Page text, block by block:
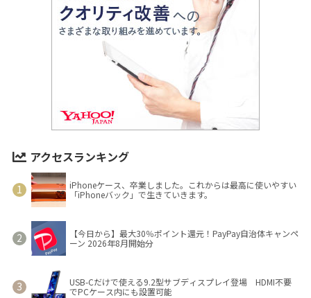
アクセスランキング
iPhoneケース、卒業しました。これからは最高に使いやすい
「iPhoneバック」で生きていきます。
【今日から】最大30％ポイント還元！PayPay自治体キャンペ
ーン 2026年8月開始分
USB-Cだけで使える9.2型サブディスプレイ登場 HDMI不要
でPCケース内にも設置可能